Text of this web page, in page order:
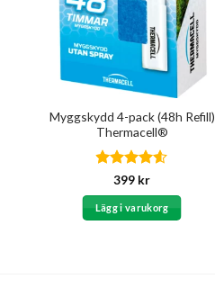
Myggskydd 4-pack (48h Refill)
Thermacell®
Betygsatt
4.5av 5
399 kr
Lägg i varukorg